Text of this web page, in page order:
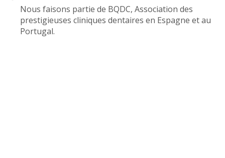
Nous faisons partie de BQDC, Association des
prestigieuses cliniques dentaires en Espagne et au
Portugal.